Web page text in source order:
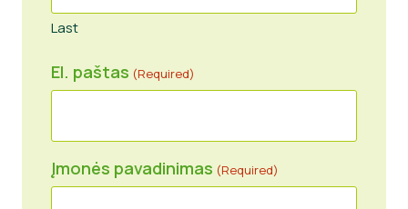
Last
El. paštas (Required)
Įmonės pavadinimas (Required)